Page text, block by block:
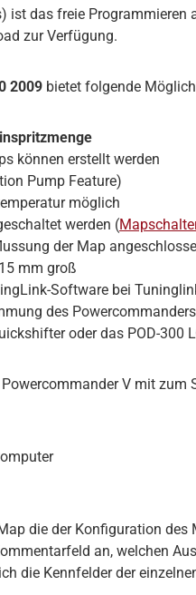
ist das freie
zur Verfügung.
2009 bietet folgende
können erstellt werden
Pump Feature)
möglich
werden (
der Map
mm groß
Software bei
des
oder das POD-300
V mit zum
die der Konfiguration des
an, welchen
die Kennfelder der